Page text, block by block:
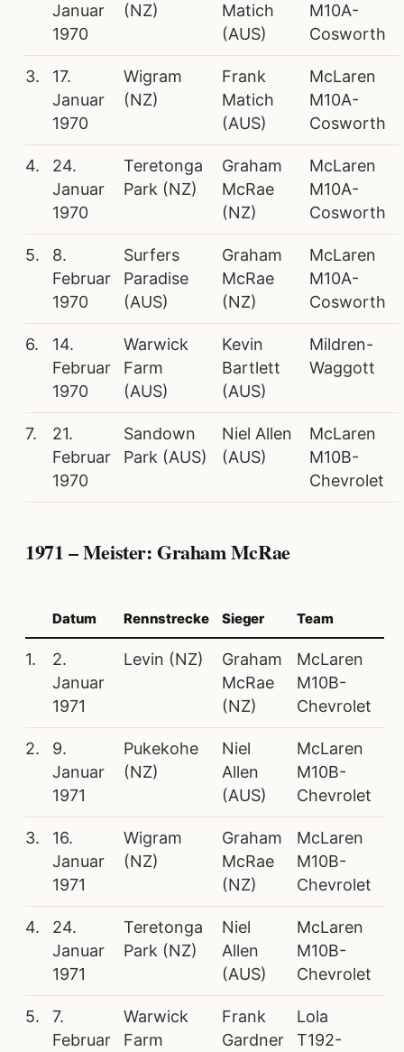
Januar
1970
(NZ)
Matich
(AUS)
M10A-
Cosworth
3.
17.
Januar
1970
Wigram
(NZ)
Frank
Matich
(AUS)
McLaren
M10A-
Cosworth
4.
24.
Januar
1970
Teretonga
Park (NZ)
Graham
McRae
(NZ)
McLaren
M10A-
Cosworth
5.
8.
Februar
1970
Surfers
Paradise
(AUS)
Graham
McRae
(NZ)
McLaren
M10A-
Cosworth
6.
14.
Februar
1970
Warwick
Farm
(AUS)
Kevin
Bartlett
(AUS)
Mildren-
Waggott
7.
21.
Februar
1970
Sandown
Park (AUS)
Niel Allen
(AUS)
McLaren
M10B-
Chevrolet
1971 – Meister: Graham McRae
Datum Rennstrecke Sieger Team
1.
2.
Januar
1971
Levin (NZ)
Graham
McRae
(NZ)
McLaren
M10B-
Chevrolet
2.
9.
Januar
1971
Pukekohe
(NZ)
Niel
Allen
(AUS)
McLaren
M10B-
Chevrolet
3.
16.
Januar
1971
Wigram
(NZ)
Graham
McRae
(NZ)
McLaren
M10B-
Chevrolet
4.
24.
Januar
1971
Teretonga
Park (NZ)
Niel
Allen
(AUS)
McLaren
M10B-
Chevrolet
5.
7.
Februar
Warwick
Farm
Frank
Gardner
Lola
T192-